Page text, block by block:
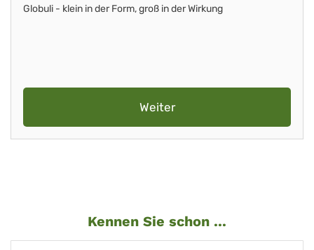
Globuli - klein in der Form, groß in der Wirkung
Weiter
Kennen Sie schon ...